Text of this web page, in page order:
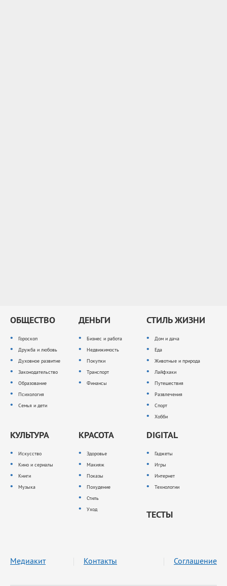
ОБЩЕСТВО
Гороскоп
Дружба и любовь
Духовное развитие
Законодательство
Образование
Психология
Семья и дети
ДЕНЬГИ
Бизнес и работа
Недвижимость
Покупки
Транспорт
Финансы
СТИЛЬ ЖИЗНИ
Дом и дача
Еда
Животные и природа
Лайфхаки
Путешествия
Развлечения
Спорт
Хобби
КУЛЬТУРА
Искусство
Кино и сериалы
Книги
Музыка
КРАСОТА
Здоровье
Макияж
Показы
Похудение
Стиль
Уход
DIGITAL
Гаджеты
Игры
Интернет
Технологии
ТЕСТЫ
Медиакит Контакты Соглашение